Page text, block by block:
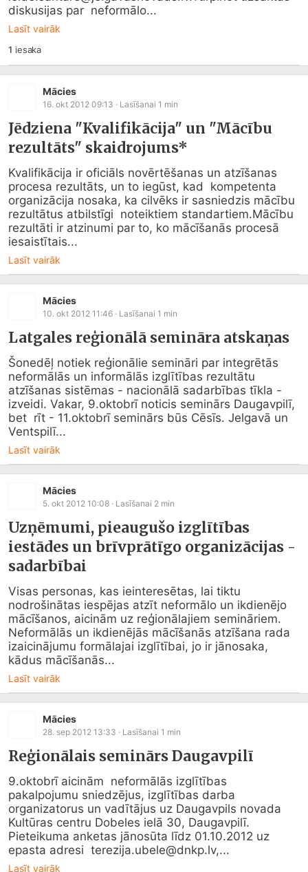
diskusijas par  neformālo...
Lasīt vairāk
1 iesaka
Mācies
16. okt 2012 09:13 · Lasīšanai 1 min
Jēdziena "Kvalifikācija" un "Mācību
rezultāts" skaidrojums*
Kvalifikācija ir oficiāls novērtēšanas un atzīšanas
procesa rezultāts, un to iegūst, kad  kompetenta
organizācija nosaka, ka cilvēks ir sasniedzis mācību
rezultātus atbilstīgi  noteiktiem standartiem.Mācību
rezultāti ir atzinumi par to, ko mācīšanās procesā
iesaistītais...
Lasīt vairāk
Mācies
10. okt 2012 11:46 · Lasīšanai 1 min
Latgales reģionālā semināra atskaņas
Šonedēļ notiek reģionālie semināri par integrētās
neformālās un informālās izglītības rezultātu
atzīšanas sistēmas - nacionālā sadarbības tīkla -
izveidi. Vakar, 9.oktobrī noticis seminārs Daugavpilī,
bet  rīt - 11.oktobrī seminārs būs Cēsīs. Jelgavā un
Ventspilī...
Lasīt vairāk
Mācies
5. okt 2012 10:08 · Lasīšanai 2 min
Uzņēmumi, pieaugušo izglītības
iestādes un brīvprātīgo organizācijas -
sadarbībai
Visas personas, kas ieinteresētas, lai tiktu
nodrošinātas iespējas atzīt neformālo un ikdienējo
mācīšanos, aicinām uz reģionālajiem semināriem.
Neformālās un ikdienējās mācīšanās atzīšana rada
izaicinājumu formālajai izglītībai, jo ir jānosaka,
kādus mācīšanās...
Lasīt vairāk
Mācies
28. sep 2012 13:33 · Lasīšanai 1 min
Reģionālais seminārs Daugavpilī
9.oktobrī aicinām  neformālās izglītības
pakalpojumu sniedzējus, izglītības darba
organizatorus un vadītājus uz Daugavpils novada
Kultūras centru Dobeles ielā 30, Daugavpilī.
Pieteikuma anketas jānosūta līdz 01.10.2012 uz
epasta adresi  terezija.ubele@dnkp.lv,...
Lasīt vairāk